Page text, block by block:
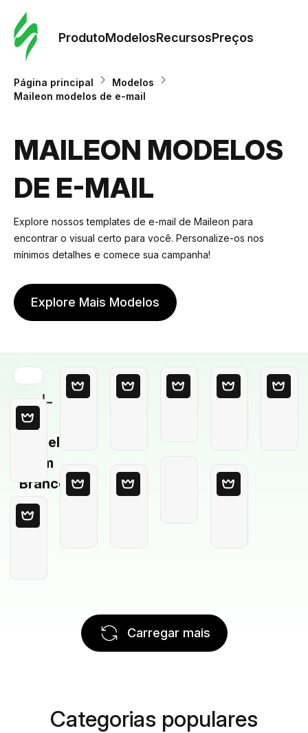
ProdutoModelosRecursosPreços
Página principal
Modelos
Maileon modelos de e-mail
MAILEON MODELOS
DE E-MAIL
Explore nossos templates de e-mail de Maileon para
encontrar o visual certo para você. Personalize-os nos
mínimos detalhes e comece sua campanha!
Explore Mais Modelos
Modelo
em
Branco
Carregar mais
Categorias populares